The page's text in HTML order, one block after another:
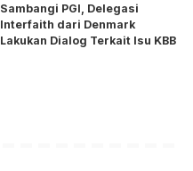
Sambangi PGI, Delegasi
Interfaith dari Denmark
Lakukan Dialog Terkait Isu KBB